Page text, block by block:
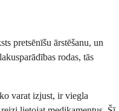
pretsēnīšu ārstēšanu, un
rodas, tās
varat izjust, ir viegla